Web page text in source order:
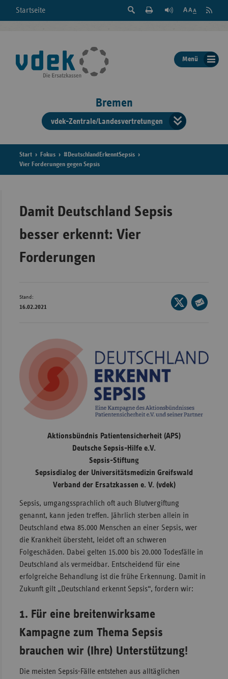
Startseite
Suche
der
Seite
Feed
Menü
Bremen
vdek-Zentrale/Landesvertretungen
der
Start Fokus
#DeutschlandErkenntSepsis
Vier Forderungen gegen Sepsis
Damit Deutschland Sepsis
besser erkennt: Vier
Forderungen
Stand:
16.02.2021
Seite
auf
Mail
teilen
Aktionsbündnis Patientensicherheit (APS)
Deutsche Sepsis-Hilfe e.V.
Sepsis-Stiftung
Sepsisdialog der Universitätsmedizin Greifswald
Verband der Ersatzkassen e. V. (vdek)
Sepsis, umgangssprachlich oft auch Blutvergiftung
genannt, kann jeden treffen. Jährlich sterben allein in
Deutschland etwa 85.000 Menschen an einer Sepsis, wer
die Krankheit übersteht, leidet oft an schweren
Folgeschäden. Dabei gelten 15.000 bis 20.000 Todesfälle in
Deutschland als vermeidbar. Entscheidend für eine
erfolgreiche Behandlung ist die frühe Erkennung. Damit in
Zukunft gilt „Deutschland erkennt Sepsis“, fordern wir:
1. Für eine breitenwirksame
Kampagne zum Thema Sepsis
brauchen wir (Ihre) Unterstützung!
Die meisten Sepsis-Fälle entstehen aus alltäglichen